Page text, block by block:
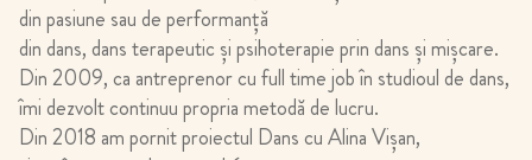
din pasiune sau de performanță
din dans, dans terapeutic şi psihoterapie prin dans şi mişcare.
Din 2009, ca antreprenor cu full time job în studioul de dans,
îmi dezvolt continuu propria metodă de lucru.
Din 2018 am pornit proiectul Dans cu Alina Vişan,